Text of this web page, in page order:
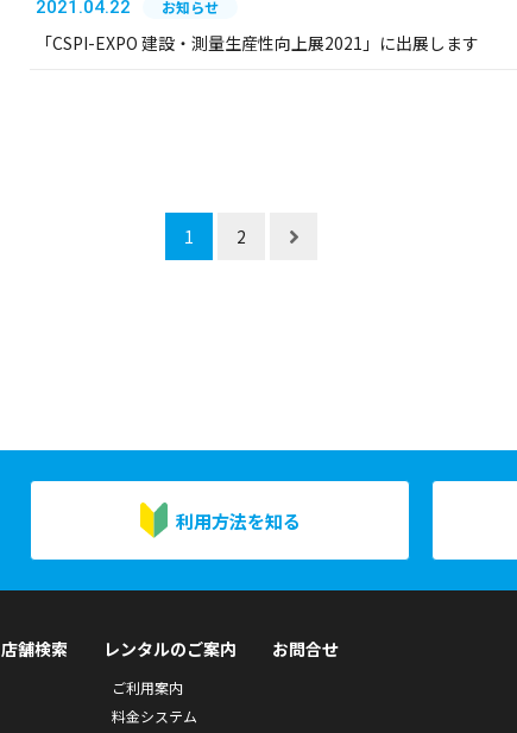
2021.04.22 お知らせ
「CSPI-EXPO 建設・測量生産性向上展2021」に出展します
1 2
利用方法を知る
店舗検索 レンタルのご案内
ご利用案内
料金システム
お問合せ